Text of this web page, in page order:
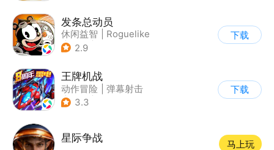
发条总动员
休闲益智
Roguelike
| 冒险
2.9
下载
王牌机战
动作冒险
弹幕射击
| 空战
3.3
下载
星际争战
马上玩